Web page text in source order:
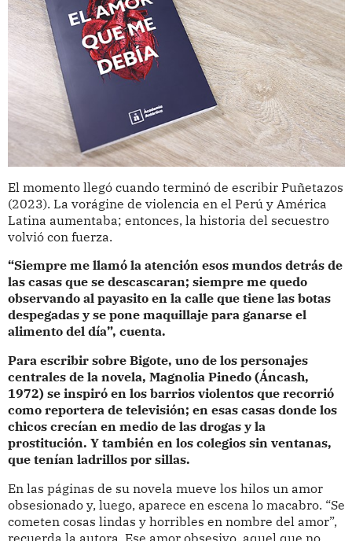
El momento llegó cuando terminó de escribir Puñetazos
(2023). La vorágine de violencia en el Perú y América
Latina aumentaba; entonces, la historia del secuestro
volvió con fuerza.
“Siempre me llamó la atención esos mundos detrás de
las casas que se descascaran; siempre me quedo
observando al payasito en la calle que tiene las botas
despegadas y se pone maquillaje para ganarse el
alimento del día”, cuenta.
Para escribir sobre Bigote, uno de los personajes
centrales de la novela, Magnolia Pinedo (Áncash,
1972) se inspiró en los barrios violentos que recorrió
como reportera de televisión; en esas casas donde los
chicos crecían en medio de las drogas y la
prostitución. Y también en los colegios sin ventanas,
que tenían ladrillos por sillas.
En las páginas de su novela mueve los hilos un amor
obsesionado y, luego, aparece en escena lo macabro. “Se
cometen cosas lindas y horribles en nombre del amor”,
recuerda la autora. Ese amor obsesivo, aquel que no